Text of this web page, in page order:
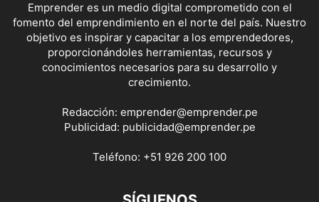
Emprender es un medio digital comprometido con el
fomento del emprendimiento en el norte del país. Nuestro
objetivo es inspirar y capacitar a los emprendedores,
proporcionándoles herramientas, recursos y
conocimientos necesarios para su desarrollo y
crecimiento.
Redacción: emprender@emprender.pe
Publicidad: publicidad@emprender.pe
Teléfono: +51 926 200 100